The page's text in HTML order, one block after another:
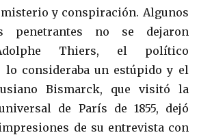
y conspiración. Algunos
penetrantes no se dejaron
Thiers, el político
lo consideraba un estúpido y el
Bismarck, que visitó la
de París de 1855, dejó
de su entrevista con